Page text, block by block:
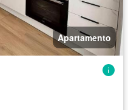
Apartamento